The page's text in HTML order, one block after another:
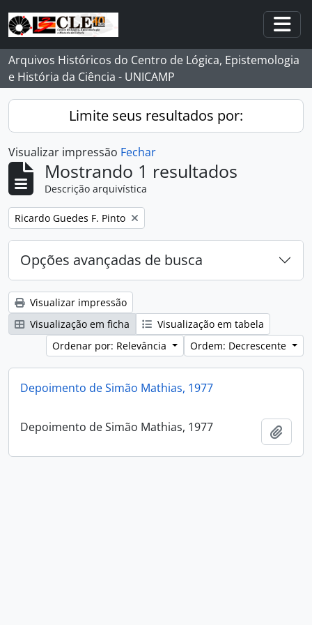
Skip to main content
Arquivos Históricos do Centro de Lógica, Epistemologia
e História da Ciência - UNICAMP
Limite seus resultados por:
Visualizar impressão Fechar
Mostrando 1 resultados
Descrição arquivística
Remover filtro:
Ricardo Guedes F. Pinto
Opções avançadas de busca
Visualizar impressão
Visualização em ficha
Visualização em tabela
Ordenar por: Relevância
Ordem: Decrescente
Depoimento de Simão Mathias, 1977
Depoimento de Simão Mathias, 1977